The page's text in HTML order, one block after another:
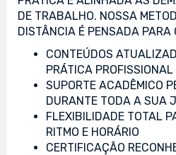
DE TRABALHO. NOSSA
DISTÂNCIA É PENSADA PARA
CONTEÚDOS
PRÁTICA PROFISSIONAL
SUPORTE ACADÊMICO
DURANTE TODA A SUA
FLEXIBILIDADE TOTAL
RITMO E HORÁRIO
CERTIFICAÇÃO